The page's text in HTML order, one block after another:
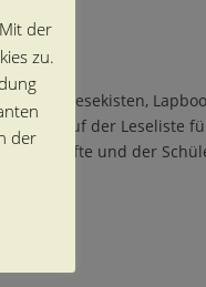
Lesekisten,
auf der Leseliste fü
fte und der Schü
der
zu.
der